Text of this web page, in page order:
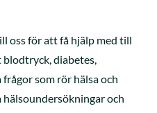
oss för att få hjälp med till
diabetes,
som rör hälsa och
hälsoundersökningar och